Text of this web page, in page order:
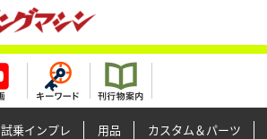
試乗インプレ 用品 カスタム＆パーツ